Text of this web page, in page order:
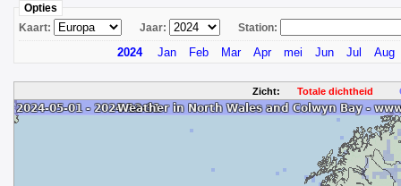
Opties
Kaart:
Jaar: Station:
2024 Jan Feb Mar Apr mei Jun Jul Aug
Zicht: Totale dichtheid